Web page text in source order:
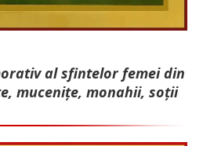
al sfintelor femei din
mu­cenițe, monahii, soții